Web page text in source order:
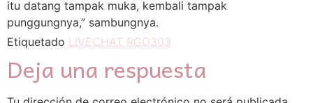
itu datang tampak muka, kembali tampak
punggungnya,” sambungnya.
Etiquetado LIVECHAT RGO303
Deja una respuesta